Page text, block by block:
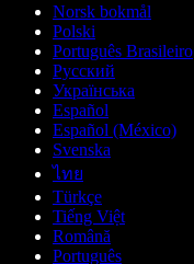
Norsk bokmål
Polski
Português Brasileiro
Русский
Українська
Español
Español (México)
Svenska
ไทย
Türkçe
Tiếng Việt
Română
Português